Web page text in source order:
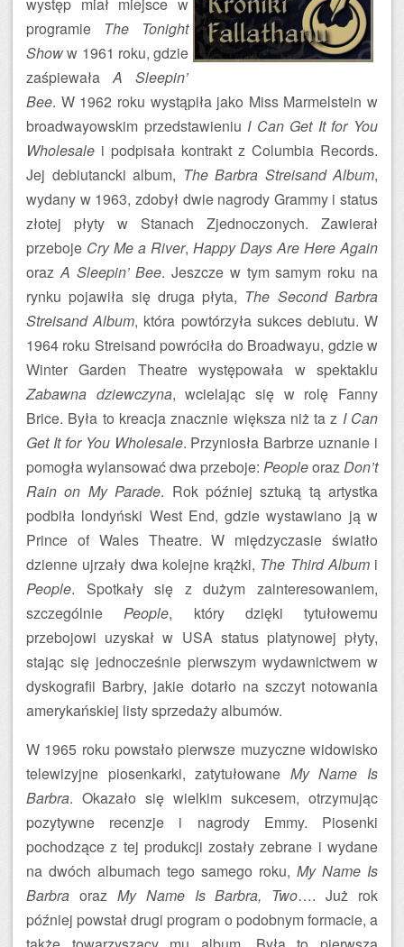
programie The Tonight
Showw 1961 roku, gdzie
zaśpiewałaA Sleepin’
Bee. W 1962 roku wystąpiła jako Miss Marmelstein w
broadwayowskim przedstawieniu I Can Get It for You
Wholesale i podpisała kontrakt z Columbia Records.
Jej debiutancki album, The Barbra Streisand Album,
wydany w 1963, zdobył dwie nagrody Grammy i status
złotej płyty w Stanach Zjednoczonych. Zawierał
przeboje Cry Me a River, Happy Days Are Here Again
orazA Sleepin’ Bee. Jeszcze w tym samym roku na
rynku pojawiła się druga płyta, The Second Barbra
Streisand Album, która powtórzyła sukces debiutu. W
1964 roku Streisand powróciła do Broadwayu, gdzie w
Winter Garden Theatre występowała w spektaklu
Zabawna dziewczyna, wcielając się w rolę Fanny
Brice. Była to kreacja znacznie większa niż ta z I Can
Get It for You Wholesale. Przyniosła Barbrze uznanie i
pomogła wylansować dwa przeboje: PeopleorazDon’t
Rain on My Parade. Rok później sztuką tą artystka
podbiła londyński West End, gdzie wystawiano ją w
Prince of Wales Theatre. W międzyczasie światło
dzienne ujrzały dwa kolejne krążki, The Third Albumi
People. Spotkały się z dużym zainteresowaniem,
szczególniePeople, który dzięki tytułowemu
przebojowi uzyskał w USA status platynowej płyty,
stając się jednocześnie pierwszym wydawnictwem w
dyskografii Barbry, jakie dotarło na szczyt notowania
amerykańskiej listy sprzedaży albumów.
W 1965 roku powstało pierwsze muzyczne widowisko
telewizyjne piosenkarki, zatytułowane My Name Is
Barbra. Okazało się wielkim sukcesem, otrzymując
pozytywne recenzje i nagrody Emmy. Piosenki
pochodzące z tej produkcji zostały zebrane i wydane
na dwóch albumach tego samego roku, My Name Is
Barbra oraz My Name Is Barbra, Two…. Już rok
później powstał drugi program o podobnym formacie, a